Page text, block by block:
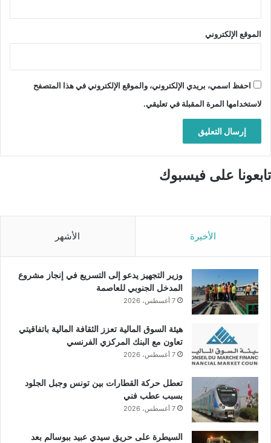
الموقع الإلكتروني
احفظ اسمي، بريدي الإلكتروني، والموقع الإلكتروني في هذا المتصفح
لاستخدامها المرة المقبلة في تعليقي.
تابعونا على فيسبوك
الأخيرة الأشهر
وزير التجهيز يدعو إلى التسريع في إنجاز مشروع
المدخل الجنوبي للعاصمة
7 أغسطس، 2026
هيئة السوق المالية تعزز الثقافة المالية باتفاقيتي
تعاون مع البنك المركزي الفرنسي
7 أغسطس، 2026
تعطل حركة القطارات بين تونس وجبل الجلود
بسبب عطب فني
7 أغسطس، 2026
السيطرة على حريق سيدي عبيد ببوسالم بعد